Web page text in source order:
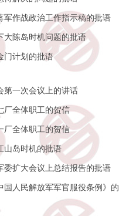
军作战政治工作指示稿的批语
大陈岛时机问题的批语
门计划的批语
第一次会议上的讲话
厂全体职工的贺信
厂全体职工的贺信
山岛时机的批语
委扩大会议上总结报告的批语
国人民解放军军官服役条例》的